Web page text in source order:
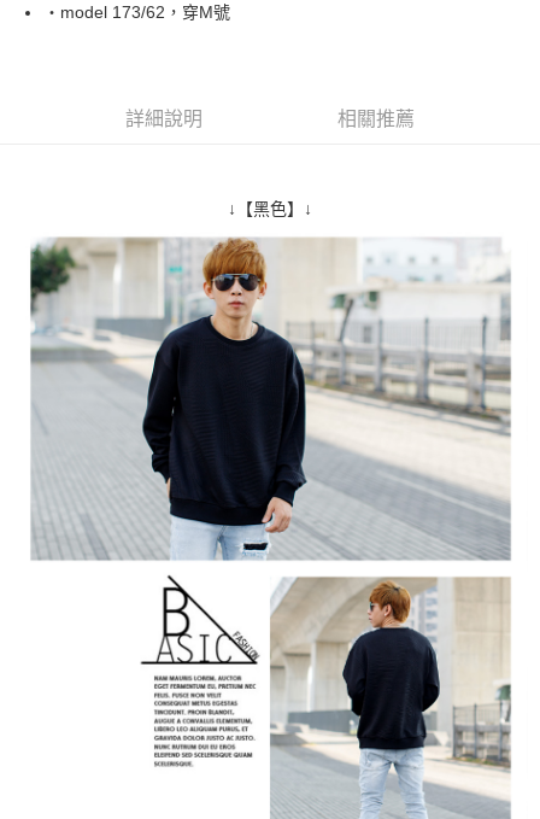
AFTEE先享後付是「在收到商品之後才付款」的支付方式。 讓您購物簡單
３．安心：先確認商品／服務後，再付款。
【「AFTEE先享後付」結帳流程】
１．於結帳方式選擇「AFTEE先享後付」後，將跳轉至「AFTEE先享後付」
結帳頁面，進行簡訊認證並確認金額後，即可完成結帳。
２．訂單成立數日內，您將收到繳費通知簡訊。
３．收到繳費通知簡訊後14天內，點擊此簡訊中的連結，可透過四大超商／
ATM／網路銀行／等多元方式進行付款，方視為交易完成。
※ 請注意：結帳手續完成當下不需立刻繳費，但若您需要取消訂單，請聯絡
購買商品的店家。未經商家同意取消之訂單仍視為有效，需透過AFTEE先享
後付繳納相關費用。
※ 交易是否成功請以「AFTEE先享後付 」之結帳頁面顯示為準，若有關於
是否繳費成功／繳費後需取消欲退款等相關疑問，請聯繫「AFTEE先享後付
https://netprotections.freshdesk.com/support/home
【注意事項】
１．透過由恩沛科技股份有限公司提供之「AFTEE先享後付」服務完成之交
權轉讓予恩沛科技股份有限公司。
２．關於個人資料處理事宜，請瀏覽以下網址：
https://aftee.tw/terms/#terms3
３．未成年的使用者請事先徵得法定代理人或監護人之同意方可使用
「AFTEE先享後付」，若未經同意申辦者引起之損失，本公司不負相關責
４．使用「AFTEE先享後付」時，將依據個別帳號之用戶狀況，依本公司即
時審查核予不同之上限額度；若仍有額度不足之情形，本公司將視審查結果
請求用戶進行身份認證。
５．嚴禁一人註冊多個帳號或使用他人資訊註冊。若發現惡意使用之情形，
恩沛科技股份有限公司將有權停止該用戶之使用額度並採取法律行動。
每筆NT$80，滿NT$1,800(含以上)免運費
先付款後全家取貨
每筆NT$80，滿NT$1,800(含以上)免運費
7-11付款取貨
每筆NT$80，滿NT$1,800(含以上)免運費
先付款後7-11取貨
每筆NT$80，滿NT$1,800(含以上)免運費
每筆NT$120，滿NT$3,000(含以上)免運費
‧model 173/62，穿M號
詳細說明 相關推薦
↓【黑色】↓